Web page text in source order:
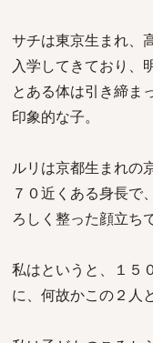
サチは東京生まれ、
入学してきており、
とある体は引き締ま
印象的な子。
ルリは京都生まれの
７０近くある身長で
ろしく整った顔立ち
私はというと、１５
に、何故かこの２人